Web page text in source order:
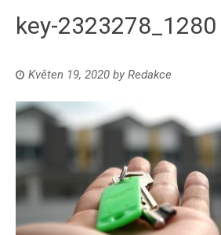
v
í
key-2323278_1280
Květen 19, 2020 by Redakce